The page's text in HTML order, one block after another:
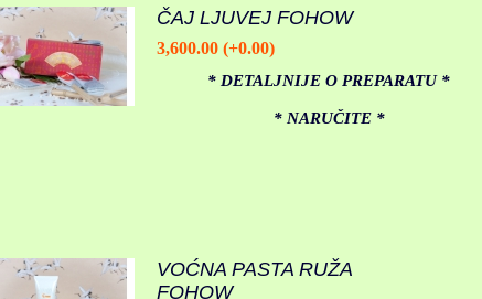
ČAJ LJUVEJ FOHOW
3,600.00 (+0.00)
* DETALJNIJE O PREPARATU *
* NARUČITE *
VOĆNA PASTA RUŽA
FOHOW